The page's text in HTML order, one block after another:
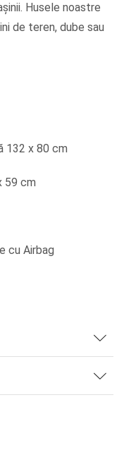
Husele noastre
de teren, dube sau
132 x 80 cm
59 cm
cu Airbag